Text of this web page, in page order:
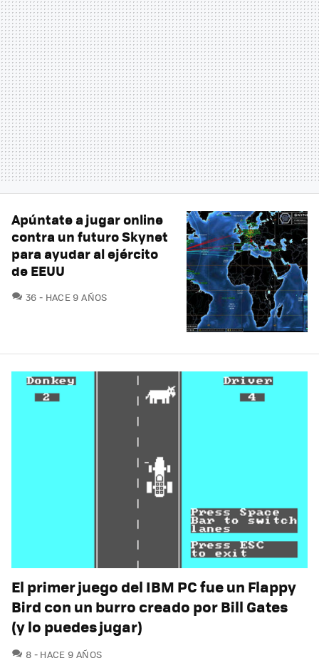
Apúntate a jugar online
contra un futuro Skynet
para ayudar al ejército
de EEUU
36 COMENTARIOS
HACE 9 AÑOS
El primer juego del IBM PC fue un Flappy
Bird con un burro creado por Bill Gates
(y lo puedes jugar)
8 COMENTARIOS
HACE 9 AÑOS